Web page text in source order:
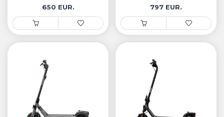
650 EUR. 797 EUR.
РЕМЕНИ ЗА ЧАСОВНИК
• Apple watch
• Galaxy watch
• Останато
PLAYSTATION